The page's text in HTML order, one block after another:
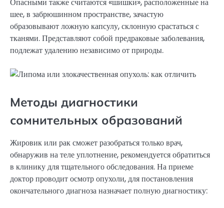
Опасными также считаются «шишки», расположенные на
шее, в забрюшинном пространстве, зачастую
образовывают ложную капсулу, склонную срастаться с
тканями. Представляют собой предраковые заболевания,
подлежат удалению независимо от природы.
Методы диагностики
сомнительных образований
Жировик или рак сможет разобраться только врач,
обнаружив на теле уплотнение, рекомендуется обратиться
в клинику для тщательного обследования. На приеме
доктор проводит осмотр опухоли, для постановления
окончательного диагноза назначает полную диагностику: